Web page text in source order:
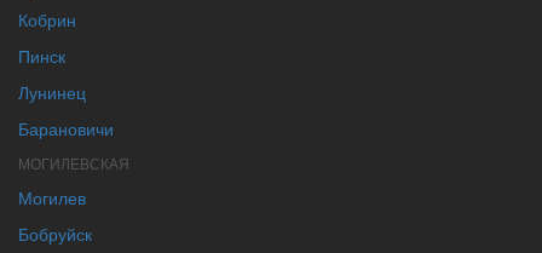
Кобрин
Пинск
Лунинец
Барановичи
МОГИЛЕВСКАЯ
Могилев
Бобруйск